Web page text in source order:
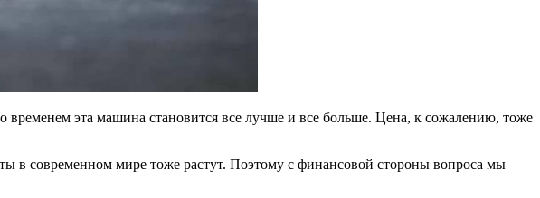
эта машина становится все лучше и все больше. Цена, к сожалению, тоже
в современном мире тоже растут. Поэтому с финансовой стороны вопроса мы